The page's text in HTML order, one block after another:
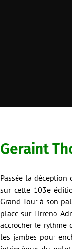
Geraint
Passée la déception
sur cette 103e
Grand Tour à son
place sur Tirreno-
accrocher le rythme
les jambes pour